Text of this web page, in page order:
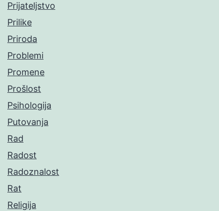
Prijateljstvo
Prilike
Priroda
Problemi
Promene
Prošlost
Psihologija
Putovanja
Rad
Radost
Radoznalost
Rat
Religija